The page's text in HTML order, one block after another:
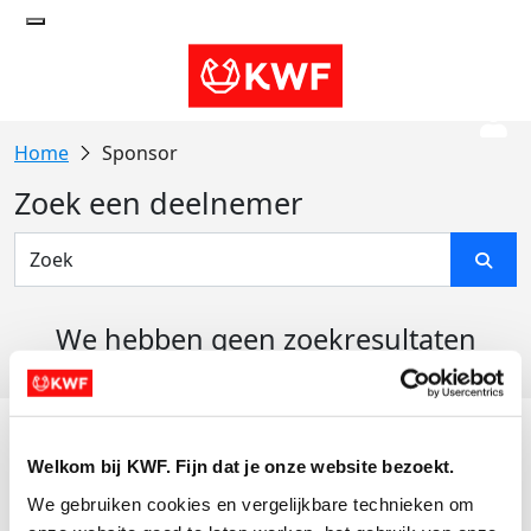
Welkom bij KWF. Fijn dat je onze website bezoekt.
We gebruiken cookies en vergelijkbare technieken om
Sponsor
Zoek een deelnemer
We hebben geen zoekresultaten
Actiematerialen
Evenementen